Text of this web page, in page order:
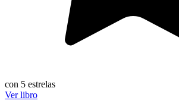
con 5 estrelas
Ver libro